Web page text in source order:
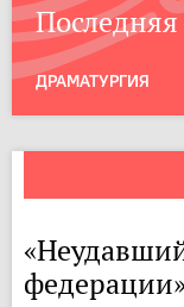
ДРАМАТУРГИЯ